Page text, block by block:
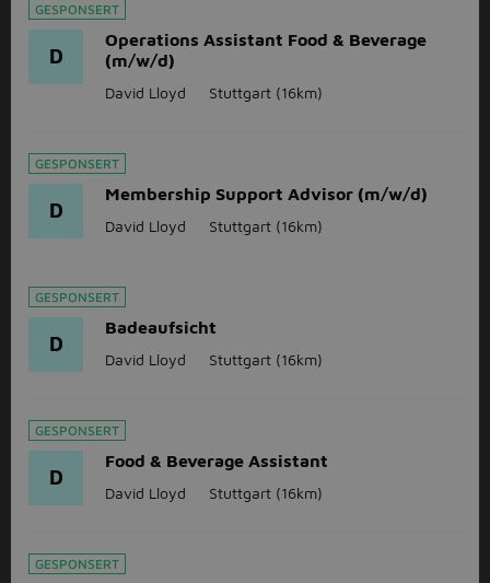
GESPONSERT
D
Operations Assistant Food & Beverage
(m/w/d)
David Lloyd Stuttgart (16km)
GESPONSERT
D
Membership Support Advisor (m/w/d)
David Lloyd Stuttgart (16km)
GESPONSERT
D
Badeaufsicht
David Lloyd Stuttgart (16km)
GESPONSERT
D
Food & Beverage Assistant
David Lloyd Stuttgart (16km)
GESPONSERT